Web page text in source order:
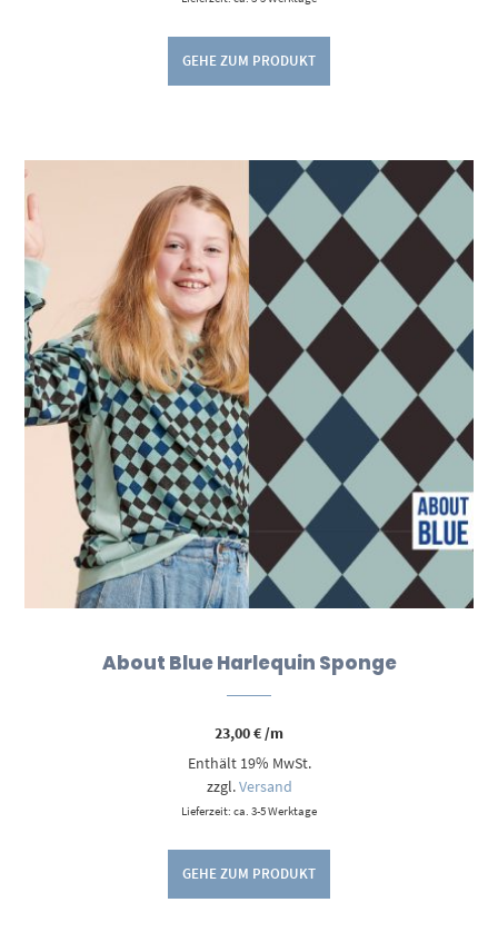
GEHE ZUM PRODUKT
About Blue Harlequin Sponge
23,00€/m
Enthält 19% MwSt.
zzgl.Versand
Lieferzeit: ca. 3-5 Werktage
GEHE ZUM PRODUKT